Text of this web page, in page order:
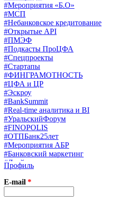
#Мероприятия «Б.О»
#МСП
#Небанковское кредитование
#Открытые API
#ПМЭФ
#Подкасты ПроЦФА
#Спецпроекты
#Стартапы
#ФИНГРАМОТНОСТЬ
#ЦФА и ЦР
#Эскроу
#BankSummit
#Real-time аналитика и BI
#УральскийФорум
#FINOPOLIS
#ОТПБанк25лет
#Мероприятия АБР
#Банковский маркетинг
#Драйверы страхования
#Финконгресс ЦБ
#PB&WM
#UX/CX
#Экосистемы
Профиль
E-mail *